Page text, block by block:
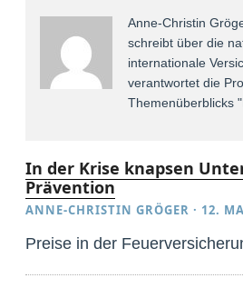
Anne-Christin
schreibt über die
internationale
verantwortet die
Themenüberblicks
In der Krise knapsen
Prävention
ANNE-CHRISTIN GRÖGER · 12.
Preise in der